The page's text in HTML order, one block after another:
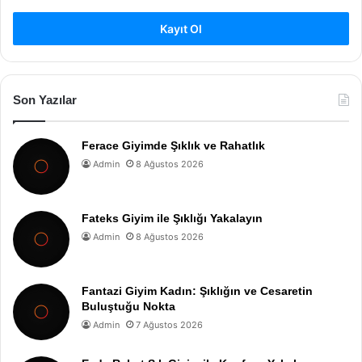
Kayıt Ol
Son Yazılar
Ferace Giyimde Şıklık ve Rahatlık
Admin 8 Ağustos 2026
Fateks Giyim ile Şıklığı Yakalayın
Admin 8 Ağustos 2026
Fantazi Giyim Kadın: Şıklığın ve Cesaretin
Buluştuğu Nokta
Admin 7 Ağustos 2026